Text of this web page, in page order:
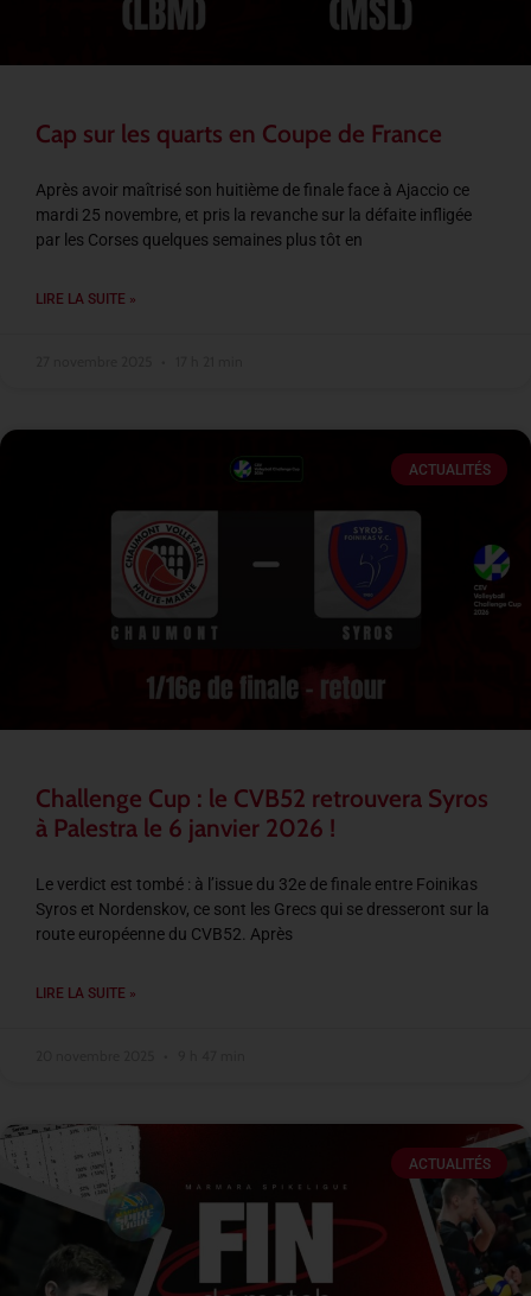
Cap sur les quarts en Coupe de France
Après avoir maîtrisé son huitième de finale face à Ajaccio ce
mardi 25 novembre, et pris la revanche sur la défaite infligée
par les Corses quelques semaines plus tôt en
LIRE LA SUITE »
ACTUALITÉS
Challenge Cup : le CVB52 retrouvera Syros
à Palestra le 6 janvier 2026 !
Le verdict est tombé : à l’issue du 32e de finale entre Foinikas
Syros et Nordenskov, ce sont les Grecs qui se dresseront sur la
route européenne du CVB52. Après
LIRE LA SUITE »
ACTUALITÉS